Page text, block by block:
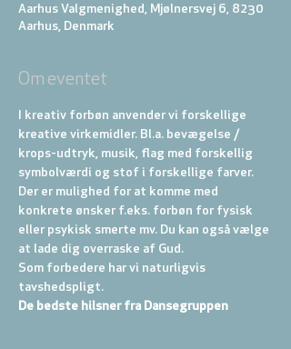
Aarhus Valgmenighed, Mjølnersvej 6, 8230
Aarhus, Denmark
Om eventet
I kreativ forbøn anvender vi forskellige
kreative virkemidler. Bl.a. bevægelse /
krops-udtryk, musik, flag med forskellig
symbolværdi og stof i forskellige farver.
Der er mulighed for at komme med
konkrete ønsker f.eks. forbøn for fysisk
eller psykisk smerte mv. Du kan også vælge
at lade dig overraske af Gud.
Som forbedere har vi naturligvis
tavshedspligt.
De bedste hilsner fra Dansegruppen